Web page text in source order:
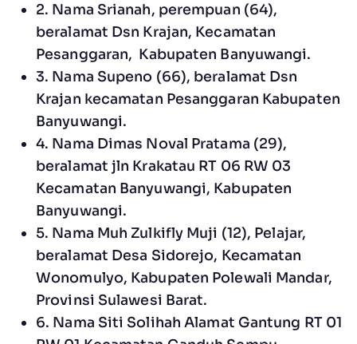
2. Nama Srianah, perempuan (64),
beralamat Dsn Krajan, Kecamatan
Pesanggaran, Kabupaten Banyuwangi.
3. Nama Supeno (66), beralamat Dsn
Krajan kecamatan Pesanggaran Kabupaten
Banyuwangi.
4. Nama Dimas Noval Pratama (29),
beralamat jln Krakatau RT 06 RW 03
Kecamatan Banyuwangi, Kabupaten
Banyuwangi.
5. Nama Muh Zulkifly Muji (12), Pelajar,
beralamat Desa Sidorejo, Kecamatan
Wonomulyo, Kabupaten Polewali Mandar,
Provinsi Sulawesi Barat.
6. Nama Siti Solihah Alamat Gantung RT 01